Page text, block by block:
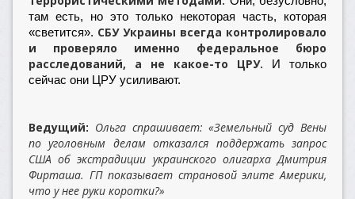
там есть, но это только некоторая часть, которая
«светится». СБУ Украины всегда контролировало
и проверяло именно федеральное бюро
расследований, а не какое-то ЦРУ. И только
сейчас они ЦРУ усиливают.
Ведущий: Ольга спрашивает: «Земельный суд Вены
по уголовным делам отказался поддержать запрос
США об экстрадиции украинского олигарха Дмитрия
Фирташа. ГП показывает страновой элите Америки,
что у нее руки коротки?»